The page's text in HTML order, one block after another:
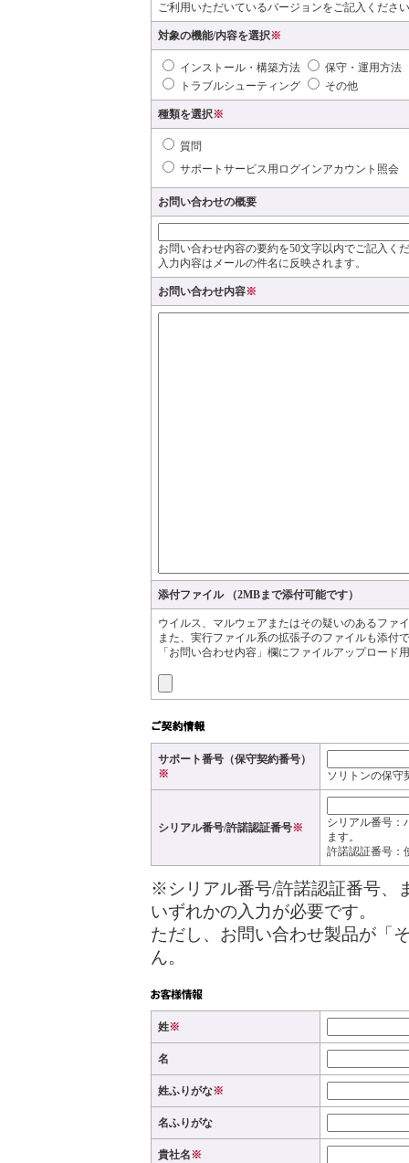
ご利用いただいているバージョンをご記入くださ
対象の機能/内容を選択※
インストール・構築方法
保守・運用方法
トラブルシューティング
その他
種類を選択※
質問
サポートサービス用ログインアカウント照会
お問い合わせの概要
お問い合わせ内容の要約を50文字以内でご記入く
入力内容はメールの件名に反映されます。
お問い合わせ内容※
添付ファイル （2MBまで添付可能です）
ウイルス、マルウェアまたはその疑いのあるファ
また、実行ファイル系の拡張子のファイルも添付
「お問い合わせ内容」欄にファイルアップロー
サポート番号（保守契約番号）
※
ソリトンの保守
シリアル番号/許諾認証番号※
シリアル番号：
ます。
許諾認証番号：
※シリアル番号/許諾認証番号、
いずれかの入力が必要です。
ただし、お問い合わせ製品が「
ん。
姓※
名
姓ふりがな※
名ふりがな
貴社名※